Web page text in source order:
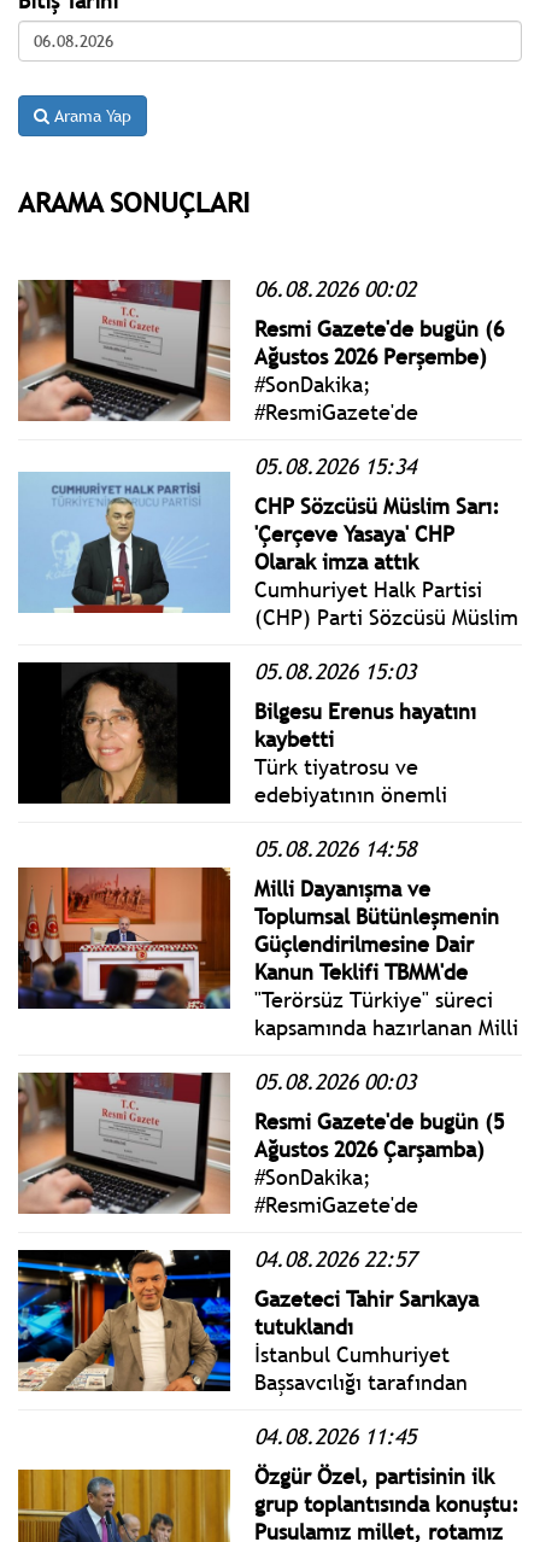
Arama Yap
ARAMA SONUÇLARI
06.08.2026 00:02
Resmi Gazete'de bugün (6
Ağustos 2026 Perşembe)
#SonDakika;
#ResmiGazete'de
Perşembe yönetmelik,
genelge ve tebliğler
takip edebilirsiniz.
05.08.2026 15:34
CHP Sözcüsü Müslim Sarı:
'Çerçeve Yasaya' CHP
Olarak imza attık
Cumhuriyet Halk Partisi
(CHP) Parti Sözcüsü Müslim
gerçekleştirilen Merkez
Yönetim Kurulu (MYK)
toplantısının ardından basın
mensuplarının karşısına
çıktı.
05.08.2026 15:03
Bilgesu Erenus hayatını
kaybetti
Türk tiyatrosu ve
edebiyatının önemli
hayatını kaybetti. Erenus
için 8 Ağustos'ta Harbiye
Muhsin Ertuğrul
Sahnesi'nde saat 10.30'da
tören düzenlenecek.
05.08.2026 14:58
Milli Dayanışma ve
Toplumsal Bütünleşmenin
Güçlendirilmesine Dair
Kanun Teklifi TBMM'de
"Terörsüz Türkiye" süreci
kapsamında hazırlanan Milli
Bütünleşmenin
Güçlendirilmesine Dair
Kanun Teklifi TBMM
Başkanlığına sunuldu.
05.08.2026 00:03
Resmi Gazete'de bugün (5
Ağustos 2026 Çarşamba)
#SonDakika;
#ResmiGazete'de
Çarşamba yönetmelik,
genelge ve tebliğler
takip edebilirsiniz.
04.08.2026 22:57
Gazeteci Tahir Sarıkaya
tutuklandı
İstanbul Cumhuriyet
Başsavcılığı tarafından
kapsamında gözaltına
alınan gazeteci Tahir
Sarıkaya, “şantaj”
suçundan tutuklandı.
04.08.2026 11:45
Özgür Özel, partisinin ilk
grup toplantısında konuştu:
Pusulamız millet, rotamız